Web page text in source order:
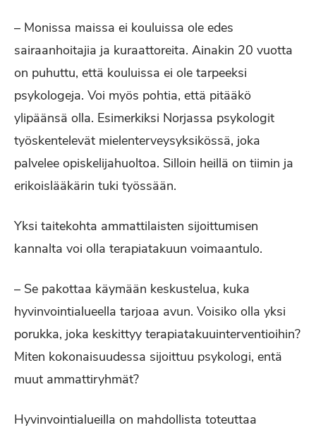
– Monissa maissa ei kouluissa ole edes
sairaanhoitajia ja kuraattoreita. Ainakin 20 vuotta
on puhuttu, että kouluissa ei ole tarpeeksi
psykologeja. Voi myös pohtia, että pitääkö
ylipäänsä olla. Esimerkiksi Norjassa psykologit
työskentelevät mielenterveysyksikössä, joka
palvelee opiskelijahuoltoa. Silloin heillä on tiimin ja
erikoislääkärin tuki työssään.
Yksi taitekohta ammattilaisten sijoittumisen
kannalta voi olla terapiatakuun voimaantulo.
– Se pakottaa käymään keskustelua, kuka
hyvinvointialueella tarjoaa avun. Voisiko olla yksi
porukka, joka keskittyy terapiatakuuinterventioihin?
Miten kokonaisuudessa sijoittuu psykologi, entä
muut ammattiryhmät?
Hyvinvointialueilla on mahdollista toteuttaa